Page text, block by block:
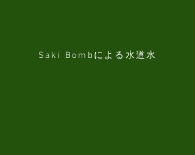
Saki Bombによる水道水